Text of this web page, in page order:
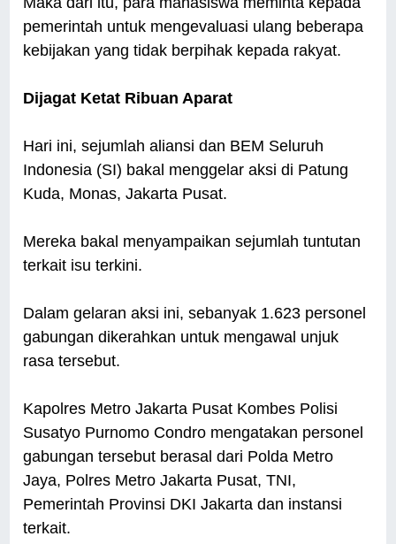
pemerintah untuk mengevaluasi ulang beberapa
kebijakan yang tidak berpihak kepada rakyat.
Dijagat Ketat Ribuan Aparat
Hari ini, sejumlah aliansi dan BEM Seluruh
Indonesia (SI) bakal menggelar aksi di Patung
Kuda, Monas, Jakarta Pusat.
Mereka bakal menyampaikan sejumlah tuntutan
terkait isu terkini.
Dalam gelaran aksi ini, sebanyak 1.623 personel
gabungan dikerahkan untuk mengawal unjuk
rasa tersebut.
Kapolres Metro Jakarta Pusat Kombes Polisi
Susatyo Purnomo Condro mengatakan personel
gabungan tersebut berasal dari Polda Metro
Jaya, Polres Metro Jakarta Pusat, TNI,
Pemerintah Provinsi DKI Jakarta dan instansi
terkait.